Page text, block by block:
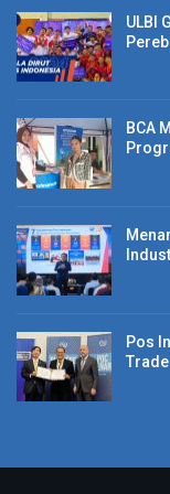
BERITA LAINNYA
ULBI
BCA
Pos